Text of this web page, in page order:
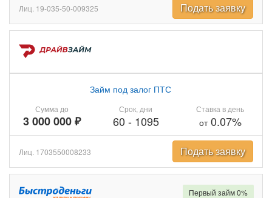
Лиц. 19-035-50-009325 Подать заявку
Сумма до
3 000 000 ₽
Займ под залог ПТС
Срок, дни
60 - 1095
Ставка в день
от0.07%
Лиц. 1703550008233 Подать заявку
Первый займ 0%